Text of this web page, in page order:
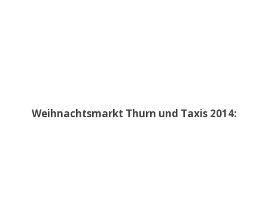
Weihnachtsmarkt Thurn und Taxis 2014: